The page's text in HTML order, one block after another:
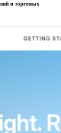
и торговых